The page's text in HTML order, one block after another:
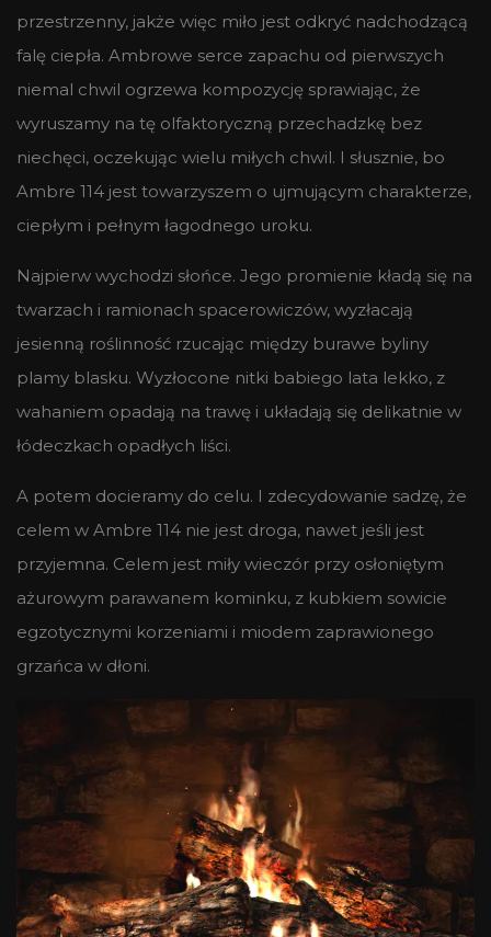
przestrzenny, jakże więc miło jest odkryć nadchodzącą
falę ciepła. Ambrowe serce zapachu od pierwszych
niemal chwil ogrzewa kompozycję sprawiając, że
wyruszamy na tę olfaktoryczną przechadzkę bez
niechęci, oczekując wielu miłych chwil. I słusznie, bo
Ambre 114 jest towarzyszem o ujmującym charakterze,
ciepłym i pełnym łagodnego uroku.
Najpierw wychodzi słońce. Jego promienie kładą się na
twarzach i ramionach spacerowiczów, wyzłacają
jesienną roślinność rzucając między burawe byliny
plamy blasku. Wyzłocone nitki babiego lata lekko, z
wahaniem opadają na trawę i układają się delikatnie w
łódeczkach opadłych liści.
A potem docieramy do celu. I zdecydowanie sadzę, że
celem w Ambre 114 nie jest droga, nawet jeśli jest
przyjemna. Celem jest miły wieczór przy osłoniętym
ażurowym parawanem kominku, z kubkiem sowicie
egzotycznymi korzeniami i miodem zaprawionego
grzańca w dłoni.